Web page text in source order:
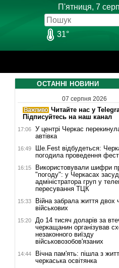
П'ятниця, 7
31°
ОСТАННІ НОВИНИ
07 серпня 2026
Читайте нас у
Підписуйтесь на наш канал
17:06
У центрі Черкас
автівка
16:49
Ше.Fest відбудеться:
погодила проведення
16:15
Використовували шифри
"погоду": у Черкасах
адміністратора груп у
пересування ТЦК
15:33
Війна забрала життя двох
військових
15:20
До 14 тисяч доларів за
черкащанин організував
незаконного виїзду
військовозобов'язаних
14:44
Вічна пам'ять: пішла з
черкаська освітянка